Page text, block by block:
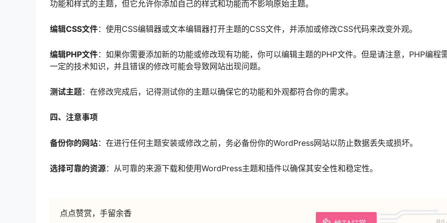
功能和样式的主题，但它允许你添加自己的样式和功能而不影响原始主题。
编辑CSS文件：使用CSS编辑器或文本编辑器打开主题的CSS文件，并添加或修改CSS代码来改变外观。
编辑PHP文件：如果你需要添加新的功能或修改现有功能，你可以编辑主题的PHP文件。但是请注意，PHP编程
一定的技术知识，并且错误的修改可能会导致网站出现问题。
测试主题：在修改完成后，记得测试你的主题以确保它的功能和外观都符合你的需求。
四、注意事项
备份你的网站：在进行任何主题安装或修改之前，务必备份你的WordPress网站以防止数据丢失或损坏。
选择可靠的资源：从可靠的来源下载和使用WordPress主题和插件以确保其安全性和稳定性。
点点赞赏，手留余香